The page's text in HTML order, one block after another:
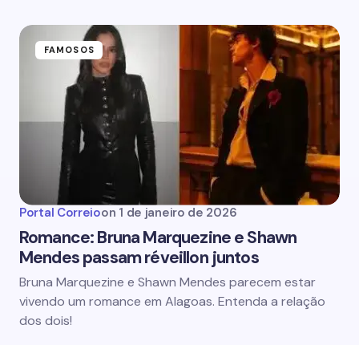
FAMOSOS
Portal Correioon 1 de janeiro de 2026
Romance: Bruna Marquezine e Shawn
Mendes passam réveillon juntos
Bruna Marquezine e Shawn Mendes parecem estar
vivendo um romance em Alagoas. Entenda a relação
dos dois!